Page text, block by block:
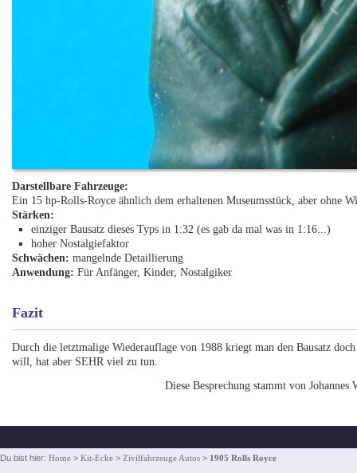
Darstellbare Fahrzeuge:
Ein 15 hp-Rolls-Royce ähnlich dem erhaltenen Museumsstück, aber ohne
Stärken:
einziger Bausatz dieses Typs in 1:32 (es gab da mal was in 1:16...)
hoher Nostalgiefaktor
Schwächen:mangelnde Detaillierung
Anwendung:Für Anfänger, Kinder, Nostalgiker
Fazit
Durch die letztmalige Wiederauflage von 1988 kriegt man den Bausatz
will, hat aber SEHR viel zu tun.
Diese Besprechung stammt von Johannes
Du bist hier: Home > Kit-Ecke > Zivilfahrzeuge Autos > 1905 Rolls Royce